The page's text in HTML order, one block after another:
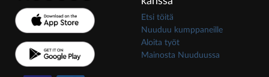
Etsi töitä
Nuuduu kumppaneille
Aloita työt
Mainosta Nuuduussa